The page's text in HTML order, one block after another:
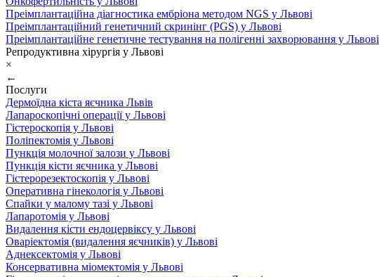
Преімплантаційна діагностика ембріона методом NGS у Львові
Преімплантаційний генетичний скринінг (PGS) у Львові
Преімплантаційне генетичне тестування на полігенні захворювання у Львові
Репродуктивна хірургія у Львові
×
←
Послуги
Дермоїдна кіста яєчника Львів
Лапароскопічні операції у Львові
Гістероскопія у Львові
Поліпектомія у Львові
Пункція молочної залози у Львові
Пункція кісти яєчника у Львові
Гістерорезектоскопія у Львові
Оперативна гінекологія у Львові
Спайки у малому тазі у Львові
Лапаротомія у Львові
Видалення кісти ендоцервіксу у Львові
Оваріектомія (видалення яєчників) у Львові
Аднексектомія у Львові
Консервативна міомектомія у Львові